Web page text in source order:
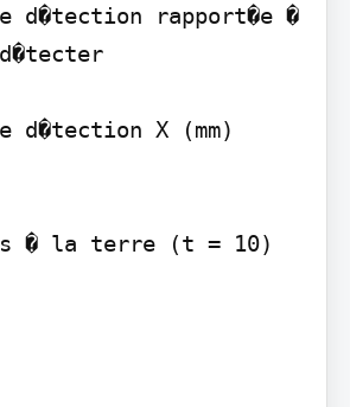
d�tection rapport�e �
d�tection X (mm)
� la terre (t = 10)